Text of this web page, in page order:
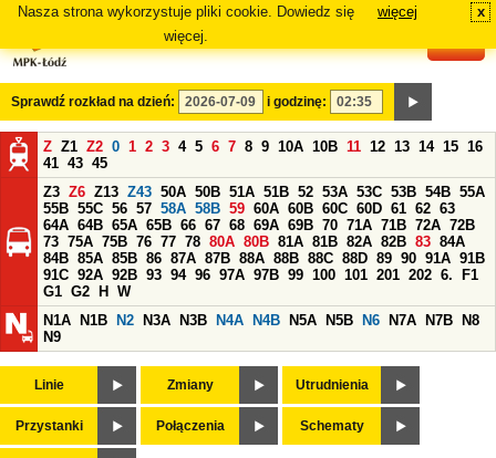
Nasza strona wykorzystuje pliki cookie. Dowiedz się
więcej.
więcej x
Sprawdź rozkład na dzień: i godzinę:
Z Z1 Z2 0 1 2 3 4 5 6 7 8 9 10A 10B 11 12 13 14 15 16
41 43 45
Z3 Z6 Z13 Z43 50A 50B 51A 51B 52 53A 53C 53B 54B 55A
55B 55C 56 57 58A 58B 59 60A 60B 60C 60D 61 62 63
64A 64B 65A 65B 66 67 68 69A 69B 70 71A 71B 72A 72B
73 75A 75B 76 77 78 80A 80B 81A 81B 82A 82B 83 84A
84B 85A 85B 86 87A 87B 88A 88B 88C 88D 89 90 91A 91B
91C 92A 92B 93 94 96 97A 97B 99 100 101 201 202 6.
F1
G1 G2 H
W
N1A
N1B N2 N3A N3B N4A N4B N5A N5B N6 N7A N7B
N8
N9
Linie Zmiany Utrudnienia
Przystanki Połączenia Schematy